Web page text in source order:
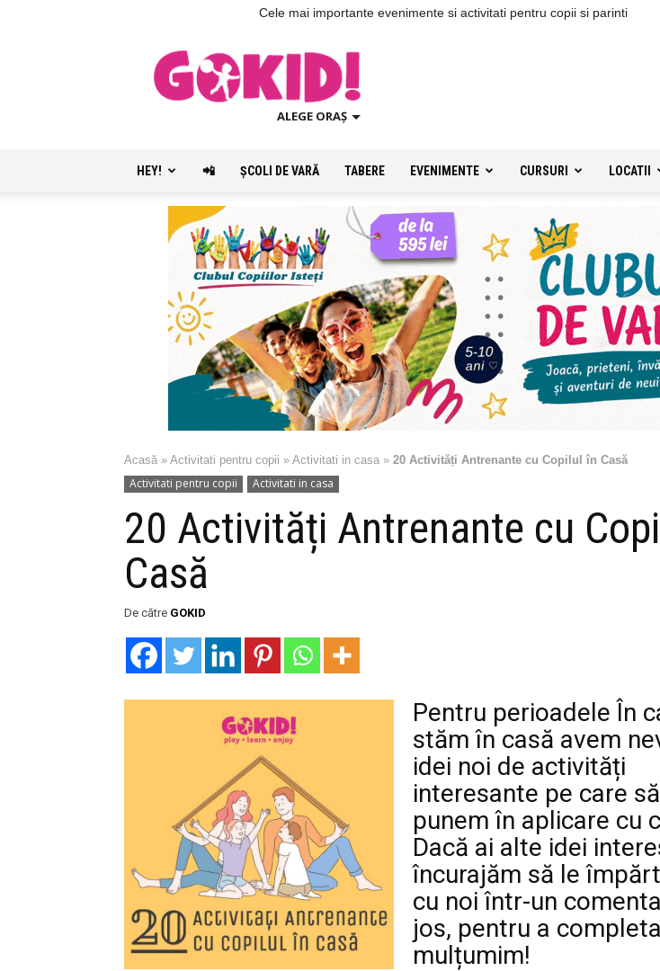
Cele mai importante evenimente si activitati pentru copii si parinti
ALEGE ORAȘ
HEY! 📲 ŞCOLI DE VARĂ TABERE EVENIMENTE CURSURI LOCATII
Acasă » Activitati pentru copii » Activitati in casa » 20 Activități Antrenante cu Copilul în Casă
Activitati pentru copii Activitati in casa
20 Activități Antrenante cu
Casă
De către GOKID
Pentru perioadele În
stăm în casă avem
idei noi de activități
interesante pe care
punem în aplicare cu
Dacă ai alte idei
încurajăm să le
cu noi într-un
jos, pentru a
mulțumim!